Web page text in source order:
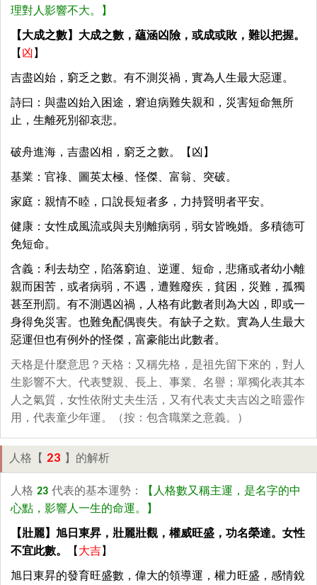
理對人影響不大。】
【大成之數】大成之數，蘊涵凶險，或成或敗，難以把握。
【 凶 】
吉盡凶始，窮乏之數。有不測災禍，實為人生最大惡運。
詩曰：與盡凶始入困途，窘迫病難失親和，災害短命無所
止，生離死別卻哀悲。
破舟進海，吉盡凶相，窮乏之數。【凶】
基業：官祿、圖英太極、怪傑、富翁、突破。
家庭：親情不睦，口說長短者多，力持賢明者平安。
健康：女性成風流或與夫別離病弱，弱女皆晚婚。多積德可
免短命。
含義：利去劫空，陷落窮迫、逆運、短命，悲痛或者幼小離
親而困苦，或者病弱，不遇，遭難廢疾，貧困，災難，孤獨
甚至刑罰。有不測遇凶禍，人格有此數者則為大凶，即或一
身得免災害。也難免配偶喪失。有缺子之歎。實為人生最大
惡運但也有例外的怪傑，富豪能出此數者。
天格是什麼意思？天格：又稱先格，是祖先留下來的，對人
生影響不大。代表雙親、長上、事業、名譽；單獨化表其本
人之氣質，女性依附丈夫生活，又有代表丈夫吉凶之暗靈作
用，代表童少年運。（按：包含職業之意義。）
人格【 23 】的解析
人格 23 代表的基本運勢：
【人格數又稱主運，是名字的中
心點，影響人一生的命運。】
【壯麗】旭日東昇，壯麗壯觀，權威旺盛，功名榮達。女性
不宜此數。
【 大吉】
旭日東昇的發育旺盛數，偉大的領導運，權力旺盛，感情銳